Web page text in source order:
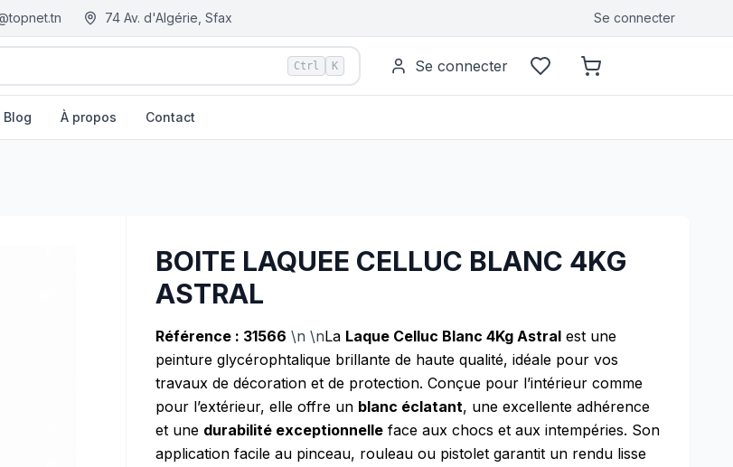
74 Av. d'Algérie, Sfax Se connecter
Ctrl K Se connecter
Blog À propos Contact
BOITE LAQUEE CELLUC BLANC 4KG
ASTRAL
Référence : 31566 \n \nLa Laque Celluc Blanc 4Kg Astral est une
peinture glycérophtalique brillante de haute qualité, idéale pour vos
travaux de décoration et de protection. Conçue pour l’intérieur comme
pour l’extérieur, elle offre un blanc éclatant, une excellente adhérence
et une durabilité exceptionnelle face aux chocs et aux intempéries. Son
application facile au pinceau, rouleau ou pistolet garantit un rendu lisse